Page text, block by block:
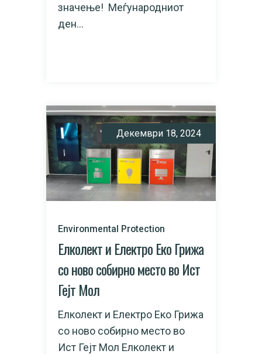
значење! Меѓународниот
ден...
Декември 18, 2024
Environmental Protection
Елколект и Електро Еко Грижа
со ново собирно место во Ист
Гејт Мол
Елколект и Електро Еко Грижа
со ново собирно место во
Ист Гејт Мол Елколект и